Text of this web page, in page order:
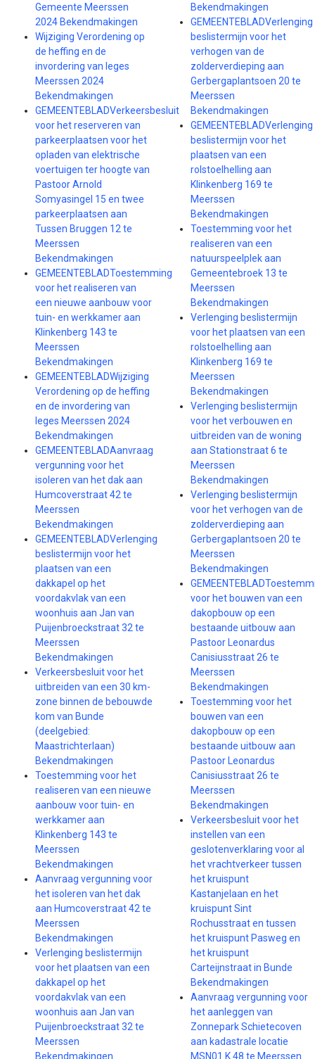
Gemeente Meerssen
2024 Bekendmakingen
Wijziging Verordening op
de heffing en de
invordering van leges
Meerssen 2024
Bekendmakingen
GEMEENTEBLADVerkeersbesluit
voor het reserveren van
parkeerplaatsen voor het
opladen van elektrische
voertuigen ter hoogte van
Pastoor Arnold
Somyasingel 15 en twee
parkeerplaatsen aan
Tussen Bruggen 12 te
Meerssen
Bekendmakingen
GEMEENTEBLADToestemming
voor het realiseren van
een nieuwe aanbouw voor
tuin- en werkkamer aan
Klinkenberg 143 te
Meerssen
Bekendmakingen
GEMEENTEBLADWijziging
Verordening op de heffing
en de invordering van
leges Meerssen 2024
Bekendmakingen
GEMEENTEBLADAanvraag
vergunning voor het
isoleren van het dak aan
Humcoverstraat 42 te
Meerssen
Bekendmakingen
GEMEENTEBLADVerlenging
beslistermijn voor het
plaatsen van een
dakkapel op het
voordakvlak van een
woonhuis aan Jan van
Puijenbroeckstraat 32 te
Meerssen
Bekendmakingen
Verkeersbesluit voor het
uitbreiden van een 30 km-
zone binnen de bebouwde
kom van Bunde
(deelgebied:
Maastrichterlaan)
Bekendmakingen
Toestemming voor het
realiseren van een nieuwe
aanbouw voor tuin- en
werkkamer aan
Klinkenberg 143 te
Meerssen
Bekendmakingen
Aanvraag vergunning voor
het isoleren van het dak
aan Humcoverstraat 42 te
Meerssen
Bekendmakingen
Verlenging beslistermijn
voor het plaatsen van een
dakkapel op het
voordakvlak van een
woonhuis aan Jan van
Puijenbroeckstraat 32 te
Meerssen
Bekendmakingen
Bekendmakingen
GEMEENTEBLADVerlenging
beslistermijn voor het
verhogen van de
zolderverdieping aan
Gerbergaplantsoen 20 te
Meerssen
Bekendmakingen
GEMEENTEBLADVerlenging
beslistermijn voor het
plaatsen van een
rolstoelhelling aan
Klinkenberg 169 te
Meerssen
Bekendmakingen
Toestemming voor het
realiseren van een
natuurspeelplek aan
Gemeentebroek 13 te
Meerssen
Bekendmakingen
Verlenging beslistermijn
voor het plaatsen van een
rolstoelhelling aan
Klinkenberg 169 te
Meerssen
Bekendmakingen
Verlenging beslistermijn
voor het verbouwen en
uitbreiden van de woning
aan Stationstraat 6 te
Meerssen
Bekendmakingen
Verlenging beslistermijn
voor het verhogen van de
zolderverdieping aan
Gerbergaplantsoen 20 te
Meerssen
Bekendmakingen
voor het bouwen van een
dakopbouw op een
bestaande uitbouw aan
Pastoor Leonardus
Canisiusstraat 26 te
Meerssen
Bekendmakingen
Toestemming voor het
bouwen van een
dakopbouw op een
bestaande uitbouw aan
Pastoor Leonardus
Canisiusstraat 26 te
Meerssen
Bekendmakingen
Verkeersbesluit voor het
instellen van een
geslotenverklaring voor al
het vrachtverkeer tussen
het kruispunt
Kastanjelaan en het
kruispunt Sint
Rochusstraat en tussen
het kruispunt Pasweg en
het kruispunt
Carteijnstraat in Bunde
Bekendmakingen
Aanvraag vergunning voor
het aanleggen van
Zonnepark Schietecoven
aan kadastrale locatie
MSN01 K 48 te Meerssen